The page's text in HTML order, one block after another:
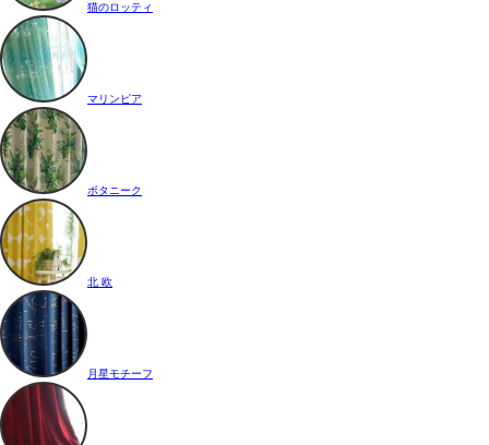
猫のロッティ
マリンピア
ボタニーク
北 欧
月星モチーフ